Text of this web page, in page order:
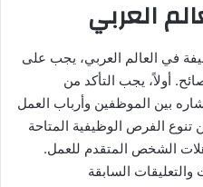
العربي
في العالم العربي، يجب على
أولاً، يجب التأكد من
بين الموظفين وأرباب العمل
الفرص الوظيفية المتاحة
الشخص المتقدم للعمل.
والتعليقات السابقة